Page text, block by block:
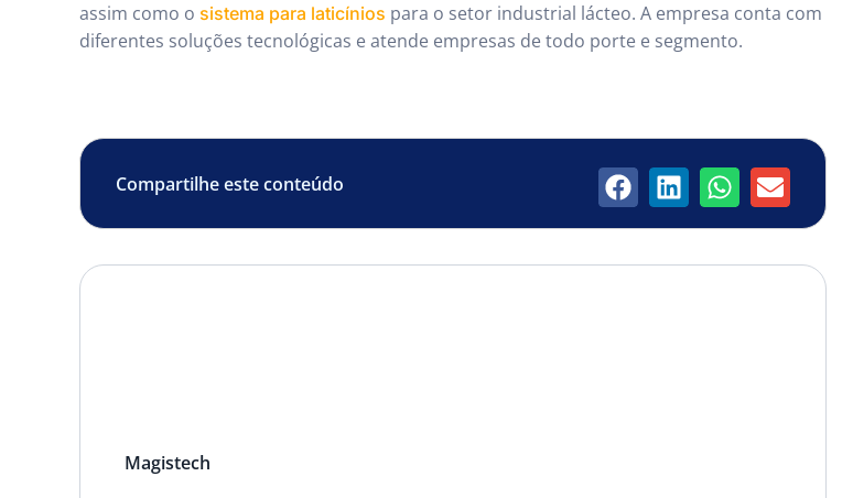
assim como o sistema para laticínios para o setor industrial lácteo. A empresa conta com
diferentes soluções tecnológicas e atende empresas de todo porte e segmento.
Compartilhe este conteúdo
Magistech